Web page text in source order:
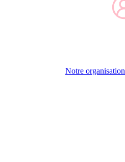
Notre organisation